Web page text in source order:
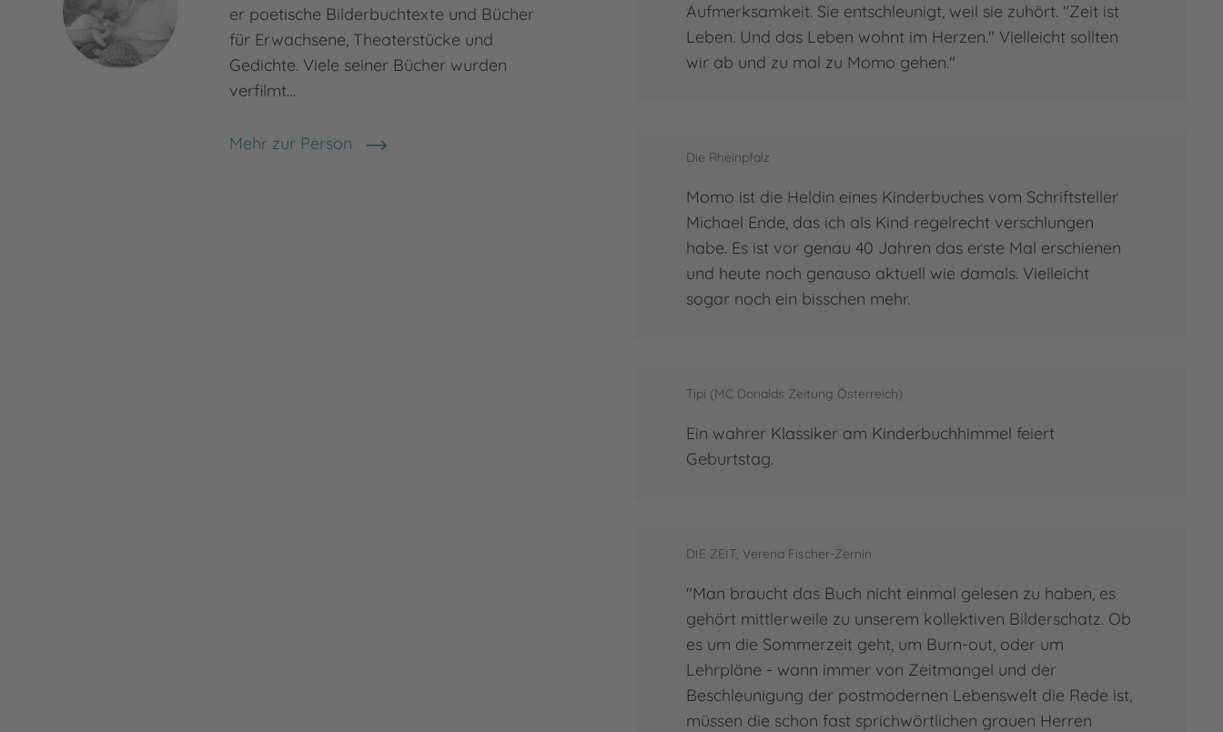
er poetische Bilderbuchtexte und Bücher
für Erwachsene, Theaterstücke und
Gedichte. Viele seiner Bücher wurden
verfilmt…
Mehr zur Person
Michael Ende
Aufmerksamkeit. Sie entschleunigt, weil sie zuhört. "Zeit ist
Leben. Und das Leben wohnt im Herzen." Vielleicht sollten
wir ab und zu mal zu Momo gehen."
Die Rheinpfalz
Momo ist die Heldin eines Kinderbuches vom Schriftsteller
Michael Ende, das ich als Kind regelrecht verschlungen
habe. Es ist vor genau 40 Jahren das erste Mal erschienen
und heute noch genauso aktuell wie damals. Vielleicht
sogar noch ein bisschen mehr.
Tipi (MC Donalds Zeitung Österreich)
Ein wahrer Klassiker am Kinderbuchhimmel feiert
Geburtstag.
DIE ZEIT, Verena Fischer-Zernin
"Man braucht das Buch nicht einmal gelesen zu haben, es
gehört mittlerweile zu unserem kollektiven Bilderschatz. Ob
es um die Sommerzeit geht, um Burn-out, oder um
Lehrpläne - wann immer von Zeitmangel und der
Beschleunigung der postmodernen Lebenswelt die Rede ist,
müssen die schon fast sprichwörtlichen grauen Herren